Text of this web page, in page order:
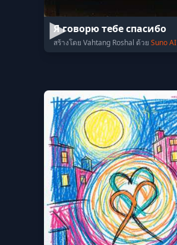
Я говорю тебе спасибо
สร้างโดย Vahtang Roshal ด้วย Suno AI